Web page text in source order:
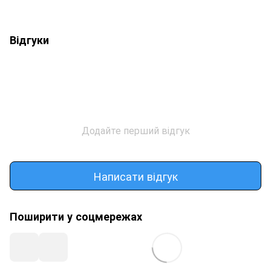
Відгуки
Додайте перший відгук
Написати відгук
Поширити у соцмережах